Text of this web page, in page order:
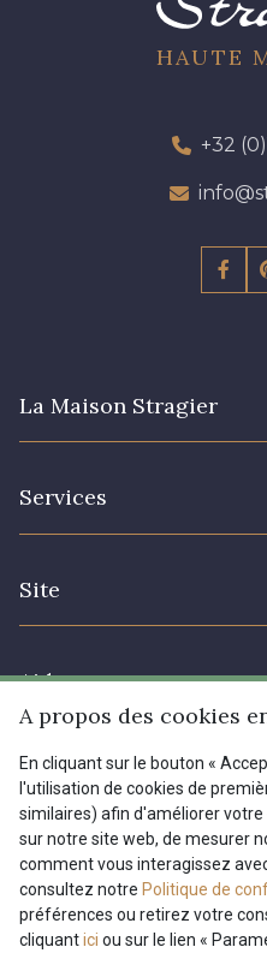
HAUTE
+32
La Maison Stragier
Services
Site
Prix réduits
Magazine
Aide
Livraison : France,
Retours &
FAQ - Questions
Modes de paiements
Menu
Tous nos tissus
Magazine
FR
A propos des cookies
En cliquant sur le bouton «
l'utilisation de cookies de
similaires) afin d'améliorer
sur notre site web, de mesurer
comment vous interagissez
consultez notre Politique de
préférences ou retirez votre
cliquantici ou sur le lien «